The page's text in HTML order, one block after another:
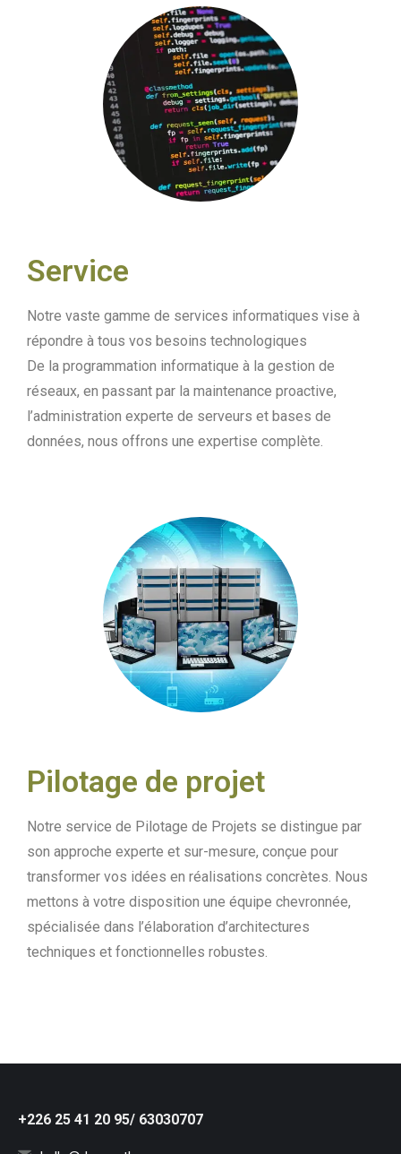
Service
Notre vaste gamme de services informatiques vise à
répondre à tous vos besoins technologiques
De la programmation informatique à la gestion de
réseaux, en passant par la maintenance proactive,
l’administration experte de serveurs et bases de
données, nous offrons une expertise complète.
Pilotage de projet
Notre service de Pilotage de Projets se distingue par
son approche experte et sur-mesure, conçue pour
transformer vos idées en réalisations concrètes. Nous
mettons à votre disposition une équipe chevronnée,
spécialisée dans l’élaboration d’architectures
techniques et fonctionnelles robustes.
+226 25 41 20 95/ 63030707